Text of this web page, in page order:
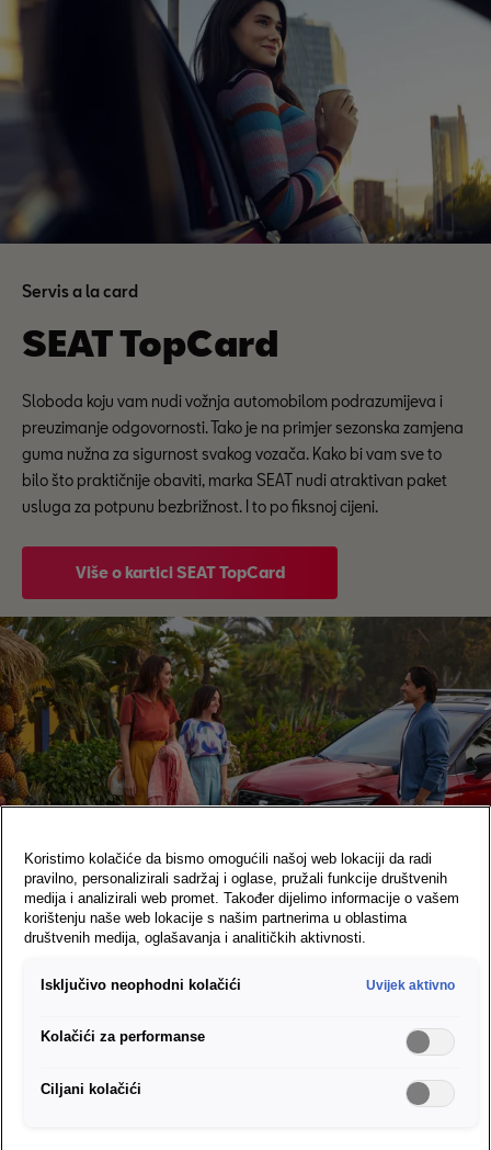
Servis a la card
SEAT TopCard
Sloboda koju vam nudi vožnja automobilom podrazumijeva i
preuzimanje odgovornosti. Tako je na primjer sezonska zamjena
guma nužna za sigurnost svakog vozača. Kako bi vam sve to
bilo što praktičnije obaviti, marka SEAT nudi atraktivan paket
usluga za potpunu bezbrižnost. I to po fiksnoj cijeni.
Više o kartici SEAT TopCard
SEAT paketi pogodnosti
po mjeri. Naše povoljne ponude po fiksnim cijenama
obuhvaćaju mnoštvo usluga popravka i servisnih usluga za
kočnice, amortizere, inspekcijski servis i zupčasti remen.
Materijal i radno vrijeme već su uključeni u cijenu kako bismo
Koristimo kolačiće da bismo omogućili našoj web lokaciji da radi
pravilno, personalizirali sadržaj i oglase, pružali funkcije društvenih
medija i analizirali web promet. Također dijelimo informacije o vašem
korištenju naše web lokacije s našim partnerima u oblastima
društvenih medija, oglašavanja i analitičkih aktivnosti.
Isključivo neophodni kolačići Uvijek aktivno
Kolačići za performanse
Ciljani kolačići